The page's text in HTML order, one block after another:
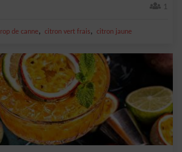
1
de canne, citron vert frais, citron jaune